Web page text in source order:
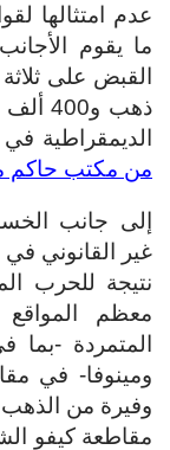
عدم امتثالها
ما يقوم
ذهب
الديمقراطية
من مكتب حاكم
إلى جانب
غير القانوني
نتيجة للحرب
المتمردة -
ومينوفا- في
وفيرة من الذهب
مقاطعة كيفو